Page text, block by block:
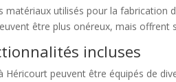
matériaux utilisés pour la fabrication
être plus onéreux, mais offrent
incluses
Héricourt peuvent être équipés de